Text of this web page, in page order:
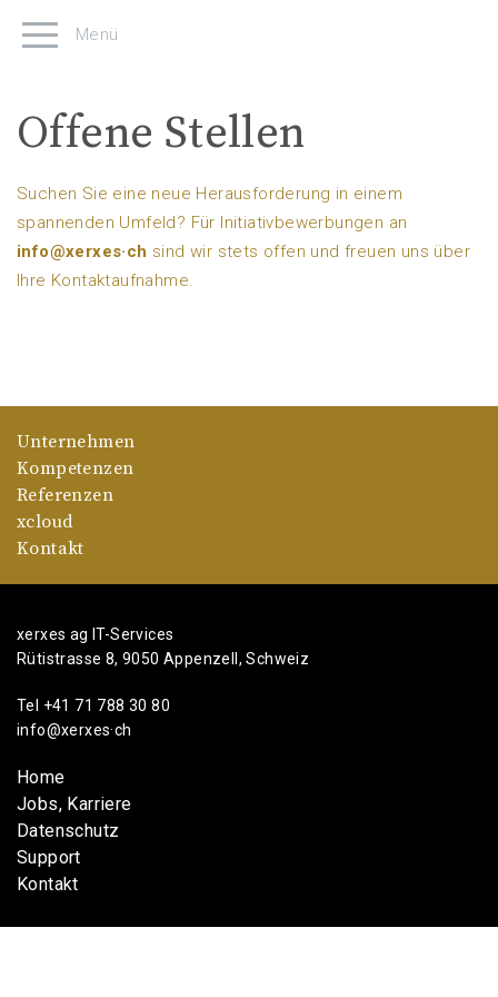
Menü
Offene Stellen
Suchen Sie eine neue Herausforderung in einem
spannenden Umfeld? Für Initiativbewerbungen an
info@xerxes·ch sind wir stets offen und freuen uns über
Ihre Kontaktaufnahme.
Unternehmen
Kompetenzen
Referenzen
xcloud
Kontakt
xerxes ag IT-Services
Rütistrasse 8, 9050 Appenzell, Schweiz
Tel +41 71 788 30 80
info@xerxes·ch
Home
Jobs, Karriere
Datenschutz
Support
Kontakt